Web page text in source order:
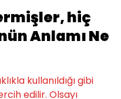
hiç
Anlamı Ne
kullanıldığı gibi
edilir. Olsayı